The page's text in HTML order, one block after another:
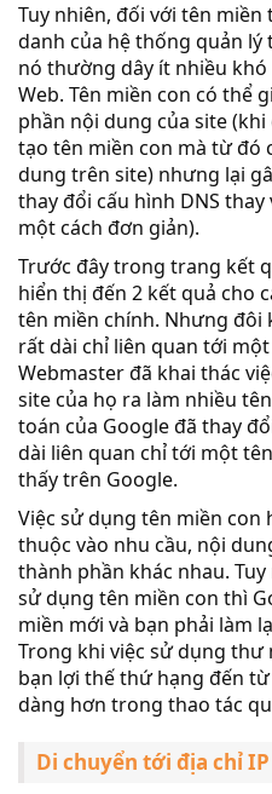
Tuy nhiên, đối với tên
danh của hệ thống quản lý
nó thường dây ít nhiều
Web. Tên miền con có thể
phần nội dung của site
tạo tên miền con mà từ đó
dung trên site) nhưng lại
thay đổi cấu hình DNS
một cách đơn giản).
Trước đây trong trang kết
hiển thị đến 2 kết quả cho
tên miền chính. Nhưng
rất dài chỉ liên quan tới
Webmaster đã khai thác
site của họ ra làm nhiều
toán của Google đã thay
dài liên quan chỉ tới một
thấy trên Google.
Việc sử dụng tên miền con
thuộc vào nhu cầu, nội
thành phần khác nhau.
sử dụng tên miền con thì
miền mới và bạn phải làm
Trong khi việc sử dụng thư
bạn lợi thế thứ hạng đến
dàng hơn trong thao tác
Di chuyển tới địa chỉ